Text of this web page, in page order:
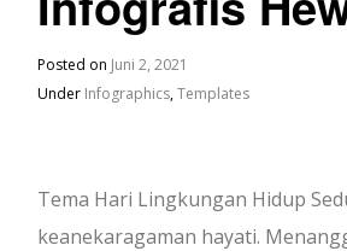
Posted on Juni 2, 2021
Under Infographics,Templates
Tema Hari Lingkungan Hidup
keanekaragaman hayati.